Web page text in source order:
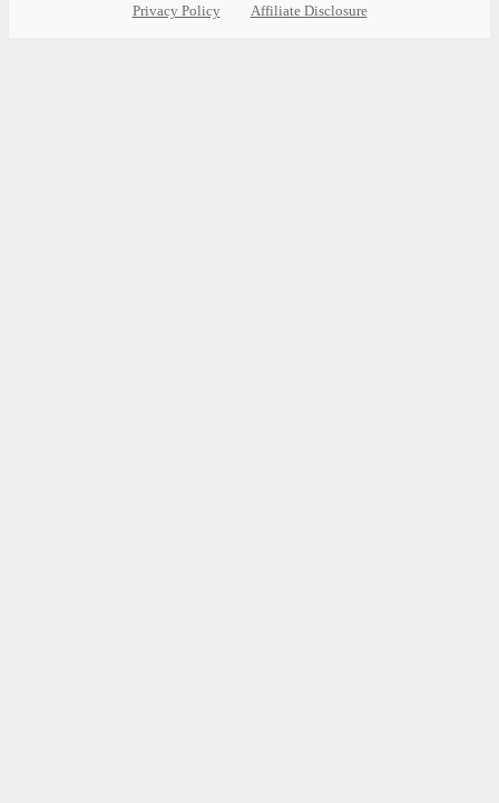
Privacy Policy Affiliate Disclosure